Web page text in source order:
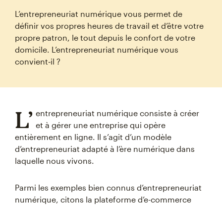
L’entrepreneuriat numérique vous permet de
définir vos propres heures de travail et d’être votre
propre patron, le tout depuis le confort de votre
domicile. L’entrepreneuriat numérique vous
convient‑il ?
L’ entrepreneuriat numérique consiste à créer
et à gérer une entreprise qui opère
entièrement en ligne. Il s’agit d’un modèle
d’entrepreneuriat adapté à l’ère numérique dans
laquelle nous vivons.
Parmi les exemples bien connus d’entrepreneuriat
numérique, citons la plateforme d’e-commerce